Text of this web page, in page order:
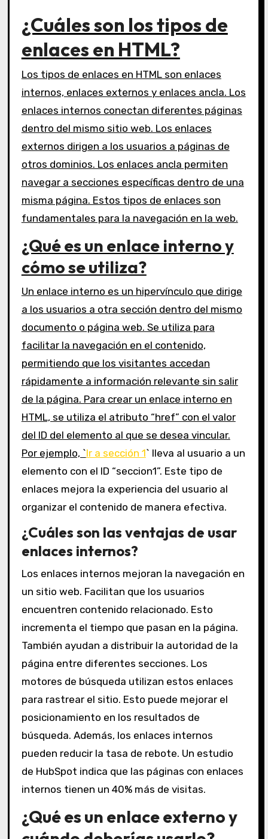
¿Cuáles son los tipos de
enlaces en HTML?
Los tipos de enlaces en HTML son enlaces
internos, enlaces externos y enlaces ancla. Los
enlaces internos conectan diferentes páginas
dentro del mismo sitio web. Los enlaces
externos dirigen a los usuarios a páginas de
otros dominios. Los enlaces ancla permiten
navegar a secciones específicas dentro de una
misma página. Estos tipos de enlaces son
fundamentales para la navegación en la web.
¿Qué es un enlace interno y
cómo se utiliza?
Un enlace interno es un hipervínculo que dirige
a los usuarios a otra sección dentro del mismo
documento o página web. Se utiliza para
facilitar la navegación en el contenido,
permitiendo que los visitantes accedan
rápidamente a información relevante sin salir
de la página. Para crear un enlace interno en
HTML, se utiliza el atributo “href” con el valor
del ID del elemento al que se desea vincular.
Por ejemplo, `Ir a sección 1` lleva al usuario a un
elemento con el ID “seccion1”. Este tipo de
enlaces mejora la experiencia del usuario al
organizar el contenido de manera efectiva.
¿Cuáles son las ventajas de usar
enlaces internos?
Los enlaces internos mejoran la navegación en
un sitio web. Facilitan que los usuarios
encuentren contenido relacionado. Esto
incrementa el tiempo que pasan en la página.
También ayudan a distribuir la autoridad de la
página entre diferentes secciones. Los
motores de búsqueda utilizan estos enlaces
para rastrear el sitio. Esto puede mejorar el
posicionamiento en los resultados de
búsqueda. Además, los enlaces internos
pueden reducir la tasa de rebote. Un estudio
de HubSpot indica que las páginas con enlaces
internos tienen un 40% más de visitas.
¿Qué es un enlace externo y